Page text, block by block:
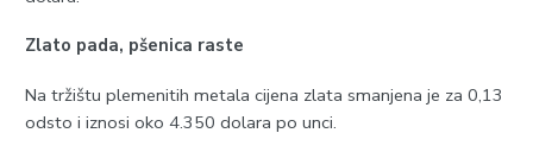
Zlato pada, pšenica raste
Na tržištu plemenitih metala cijena zlata smanjena je za 0,13
odsto i iznosi oko 4.350 dolara po unci.